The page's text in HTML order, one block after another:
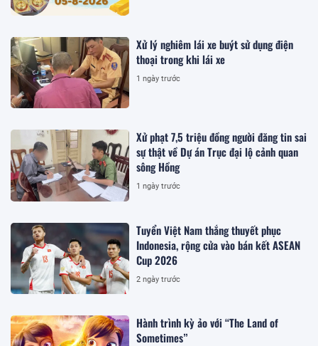
Xử lý nghiêm lái xe buýt sử dụng điện
thoại trong khi lái xe
1 ngày trước
Xử phạt 7,5 triệu đồng người đăng tin sai
sự thật về Dự án Trục đại lộ cảnh quan
sông Hồng
1 ngày trước
Tuyển Việt Nam thắng thuyết phục
Indonesia, rộng cửa vào bán kết ASEAN
Cup 2026
2 ngày trước
Hành trình kỳ ảo với “The Land of
Sometimes”